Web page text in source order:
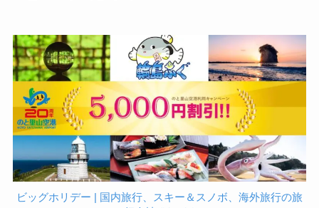
ビッグホリデー | 国内旅行、スキー＆スノボ、海外旅行の旅